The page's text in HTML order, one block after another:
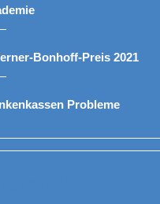
Bonhoff-Preis 2021
Probleme